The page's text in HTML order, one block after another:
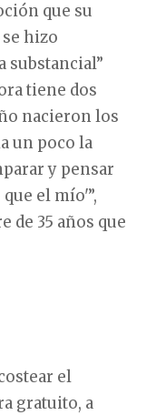
que su
hizo
substancial”
tiene dos
nacieron los
un poco la
y pensar
el mío'”,
de 35 años que
el
gratuito, a